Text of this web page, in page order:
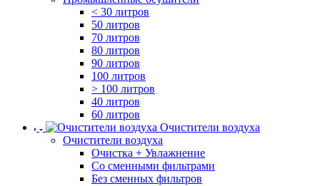
< 30 литров
50 литров
70 литров
80 литров
90 литров
100 литров
> 100 литров
40 литров
60 литров
Очистители воздуха
Очистители воздуха
Очистка + Увлажнение
Cо сменными фильтрами
Без сменных фильтров